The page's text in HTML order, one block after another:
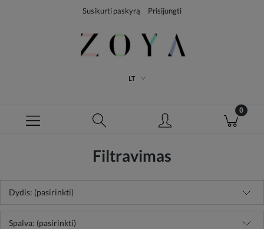
Susikurti paskyrą Prisijungti
LT
Filtravimas
Dydis: (pasirinkti)
Spalva: (pasirinkti)